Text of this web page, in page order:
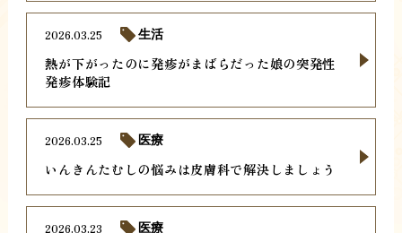
熱が下がったのに発疹がまばらだった娘の突発性
発疹体験記
2026.03.25 生活
いんきんたむしの悩みは皮膚科で解決しましょう
2026.03.25 医療
2026.03.23 医療